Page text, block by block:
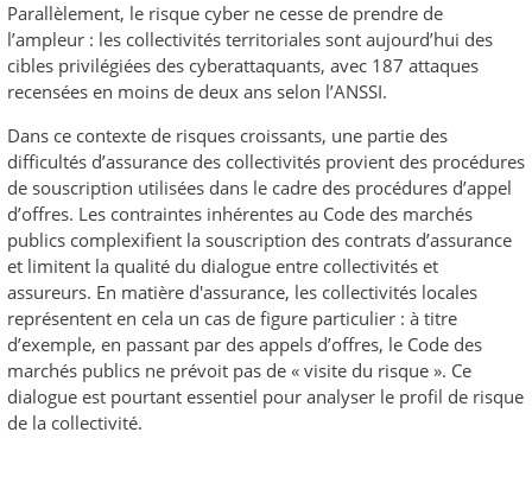
Parallèlement, le risque cyber ne cesse de prendre de
l’ampleur : les collectivités territoriales sont aujourd’hui des
cibles privilégiées des cyberattaquants, avec 187 attaques
recensées en moins de deux ans selon l’ANSSI.
Dans ce contexte de risques croissants, une partie des
difficultés d’assurance des collectivités provient des procédures
de souscription utilisées dans le cadre des procédures d’appel
d’offres. Les contraintes inhérentes au Code des marchés
publics complexifient la souscription des contrats d’assurance
et limitent la qualité du dialogue entre collectivités et
assureurs. En matière d'assurance, les collectivités locales
représentent en cela un cas de figure particulier : à titre
d’exemple, en passant par des appels d’offres, le Code des
marchés publics ne prévoit pas de « visite du risque ». Ce
dialogue est pourtant essentiel pour analyser le profil de risque
de la collectivité.